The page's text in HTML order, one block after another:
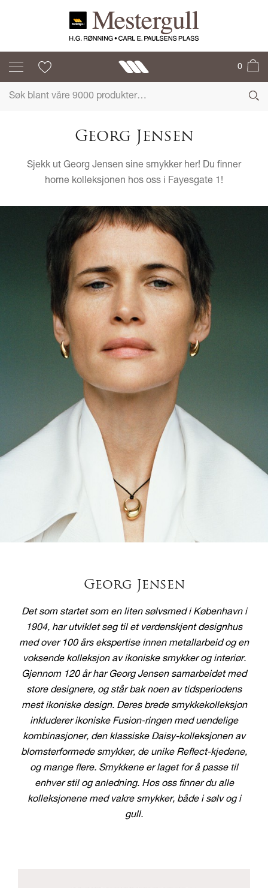
0
Georg Jensen
Sjekk ut Georg Jensen sine smykker her! Du finner
home kolleksjonen hos oss i Fayesgate 1!
Georg Jensen
Det som startet som en liten sølvsmed i København i
1904, har utviklet seg til et verdenskjent designhus
med over 100 års ekspertise innen metallarbeid og en
voksende kolleksjon av ikoniske smykker og interiør.
Gjennom 120 år har Georg Jensen samarbeidet med
store designere, og står bak noen av tidsperiodens
mest ikoniske design. Deres brede smykkekolleksjon
inkluderer ikoniske Fusion-ringen med uendelige
kombinasjoner, den klassiske Daisy-kolleksjonen av
blomsterformede smykker, de unike Reflect-kjedene,
og mange flere. Smykkene er laget for å passe til
enhver stil og anledning. Hos oss finner du alle
kolleksjonene med vakre smykker, både i sølv og i
gull.